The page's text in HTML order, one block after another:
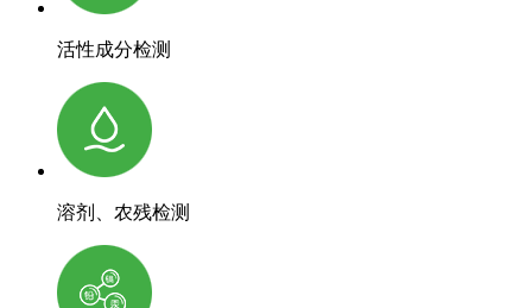
活性成分检测
溶剂、农残检测